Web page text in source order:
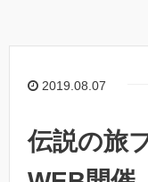
2019.08.07
伝説の旅